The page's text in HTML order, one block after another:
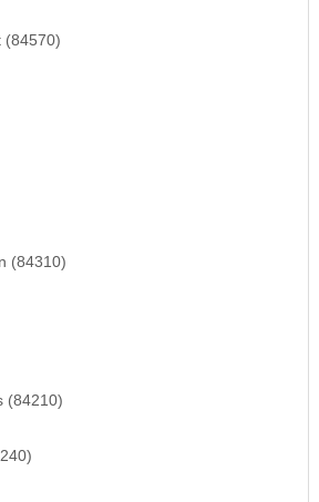
(84570)
(84310)
(84210)